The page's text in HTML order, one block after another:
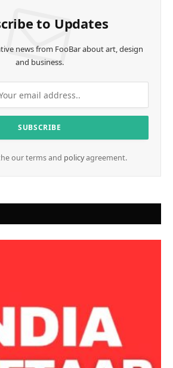
to Updates
news from FooBar about art, design
and business.
our terms and policyagreement.